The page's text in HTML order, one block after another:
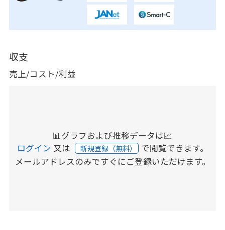
収支
売上/コスト/利益
📊グラフおよび推移データは📈
ログイン 又は 新規登録（無料） で閲覧できます。
メールアドレスのみですぐにご登録いただけます。